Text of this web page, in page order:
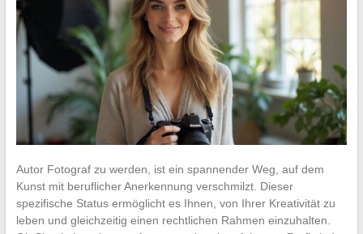
Autor Fotograf zu werden, ist ein spannender Weg, auf dem
Kunst mit beruflicher Anerkennung verschmilzt. Dieser
spezifische Status ermöglicht es Ihnen, von Ihrer Kreativität zu
leben und gleichzeitig einen rechtlichen Rahmen einzuhalten.